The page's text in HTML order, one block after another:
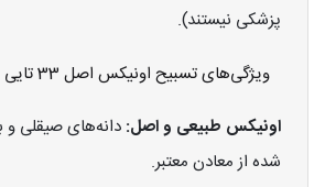
پزشکی نیستند).
ویژگی‌های تسبیح اونیکس اصل 33 تایی
اونیکس طبیعی و اصل: دانه‌های صیقلی و
شده از معادن معتبر.